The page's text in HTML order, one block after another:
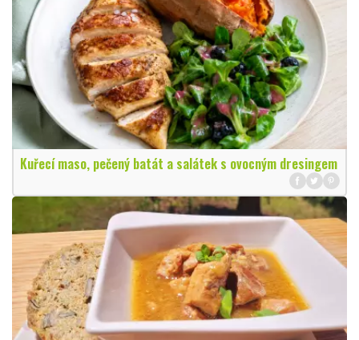
Kuřecí maso, pečený batát a salátek s ovocným dresingem